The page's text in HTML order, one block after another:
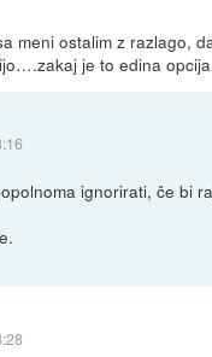
meni ostalim z razlago,
je to edina
ignorirati, če bi